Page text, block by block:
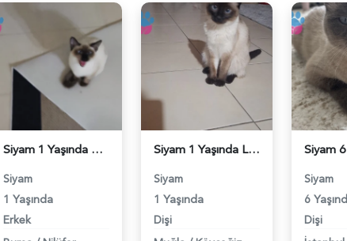
Siyam 1 Yaşında Eş Arıyor - 118984467
Siyam
1 Yaşında
Erkek
Siyam 1 Yaşında Lidyamiza Eş Arıyoruz - 118984407
Siyam
1 Yaşında
Dişi
Siyam
6
Dişi